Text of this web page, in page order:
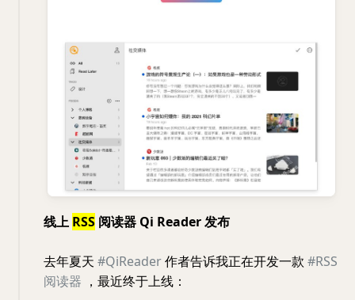
线上 RSS 阅读器 Qi Reader 发布
去年夏天 #QiReader作者告诉我正在开发一款 #RSS
阅读器 ，最近终于上线：